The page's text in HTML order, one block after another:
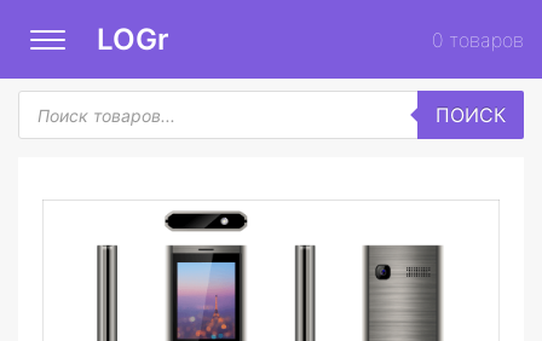
LOGr 0 товаров
Поиск
товаров
ПОИСК